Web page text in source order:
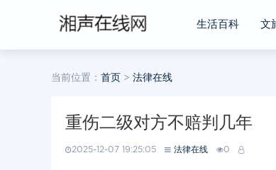
生活百科 文
当前位置： 首页 > 法律在线
重伤二级对方不赔判几年
2025-12-07 19:25:05 法律在线 0